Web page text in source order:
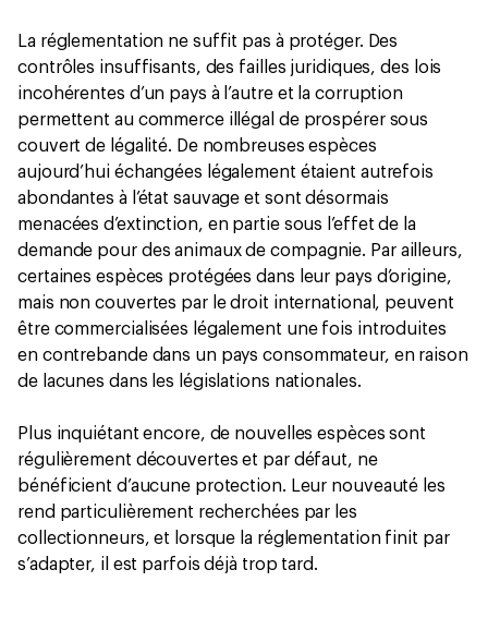
La réglementation ne suffit pas à protéger. Des
contrôles insuffisants, des failles juridiques, des lois
incohérentes d’un pays à l’autre et la corruption
permettent au commerce illégal de prospérer sous
couvert de légalité. De nombreuses espèces
aujourd’hui échangées légalement étaient autrefois
abondantes à l’état sauvage et sont désormais
menacées d’extinction, en partie sous l’effet de la
demande pour des animaux de compagnie. Par ailleurs,
certaines espèces protégées dans leur pays d’origine,
mais non couvertes par le droit international, peuvent
être commercialisées légalement une fois introduites
en contrebande dans un pays consommateur, en raison
de lacunes dans les législations nationales.
Plus inquiétant encore, de nouvelles espèces sont
régulièrement découvertes et par défaut, ne
bénéficient d’aucune protection. Leur nouveauté les
rend particulièrement recherchées par les
collectionneurs, et lorsque la réglementation finit par
s’adapter, il est parfois déjà trop tard.